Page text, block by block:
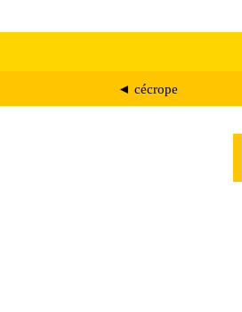
◄ cécrope